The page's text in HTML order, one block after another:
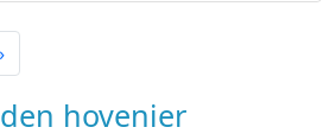
hovenier